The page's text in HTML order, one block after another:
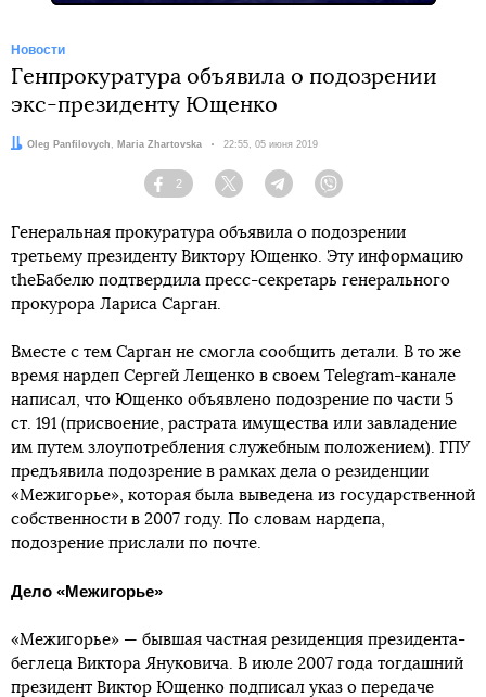
Новости
Генпрокуратура объявила о подозрении
экс-президенту Ющенко
Авторы:
Oleg Panfilovych , Maria Zhartovska Дата:
22:55, 05 июня 2019
Facebook
2
Twitter TelegramViber
Генеральная прокуратура объявила о подозрении
третьему президенту Виктору Ющенко. Эту информацию
theБабелю подтвердила пресс-секретарь генерального
прокурора Лариса Сарган.
Вместе с тем Сарган не смогла сообщить детали. В то же
время нардеп Сергей Лещенко в своем Telegram-канале
написал, что Ющенко объявлено подозрение по части 5
ст. 191 (присвоение, растрата имущества или завладение
им путем злоупотребления служебным положением). ГПУ
предъявила подозрение в рамках дела о резиденции
«Межигорье», которая была выведена из государственной
собственности в 2007 году. По словам нардепа,
подозрение прислали по почте.
Дело «Межигорье»
«Межигорье» — бывшая частная резиденция президента-
беглеца Виктора Януковича. В июле 2007 года тогдашний
президент Виктор Ющенко подписал указ о передаче